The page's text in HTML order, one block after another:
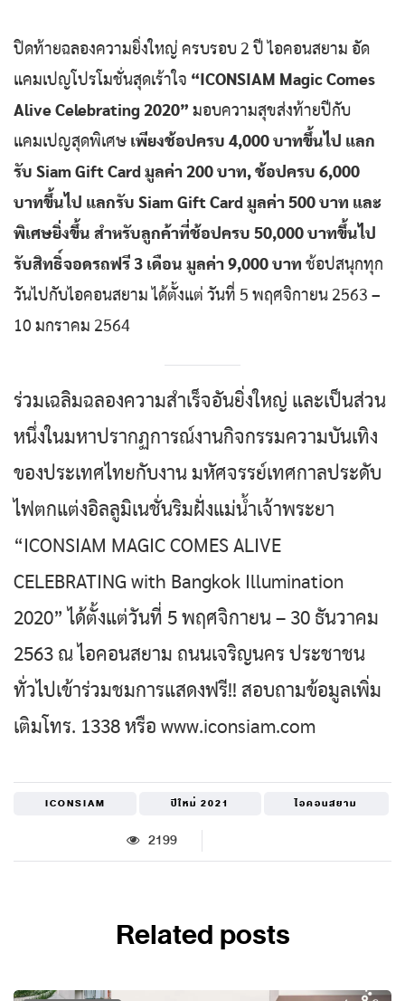
ปิดท้ายฉลองความยิ่งใหญ่ ครบรอบ 2 ปี ไอคอนสยาม อัด
แคมเปญโปรโมชั่นสุดเร้าใจ “ICONSIAM Magic Comes
Alive Celebrating 2020” มอบความสุขส่งท้ายปีกับ
แคมเปญสุดพิเศษ เพียงช้อปครบ 4,000 บาทขึ้นไป แลก
รับ Siam Gift Card มูลค่า 200 บาท, ช้อปครบ 6,000
บาทขึ้นไป แลกรับ Siam Gift Card มูลค่า 500 บาท และ
พิเศษยิ่งขึ้น สำหรับลูกค้าที่ช้อปครบ 50,000 บาทขึ้นไป
รับสิทธิ์จอดรถฟรี 3 เดือน มูลค่า 9,000 บาท ช้อปสนุกทุก
วันไปกับไอคอนสยาม ได้ตั้งแต่ วันที่ 5 พฤศจิกายน 2563 –
10 มกราคม 2564
ร่วมเฉลิมฉลองความสำเร็จอันยิ่งใหญ่ และเป็นส่วน
หนึ่งในมหาปรากฏการณ์งานกิจกรรมความบันเทิง
ของประเทศไทยกับงาน มหัศจรรย์เทศกาลประดับ
ไฟตกแต่งอิลลูมิเนชั่นริมฝั่งแม่น้ำเจ้าพระยา
“ICONSIAM MAGIC COMES ALIVE
CELEBRATING with Bangkok Illumination
2020” ได้ตั้งแต่วันที่ 5 พฤศจิกายน – 30 ธันวาคม
2563 ณ ไอคอนสยาม ถนนเจริญนคร ประชาชน
ทั่วไปเข้าร่วมชมการแสดงฟรี!! สอบถามข้อมูลเพิ่ม
เติมโทร. 1338 หรือ www.iconsiam.com
ICONSIAM ปีใหม่ 2021 ไอคอนสยาม
2199
Related posts